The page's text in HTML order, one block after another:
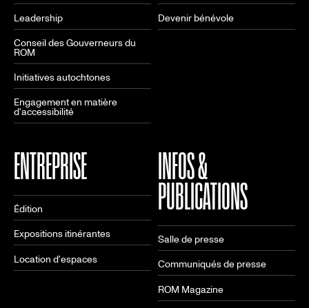
Leadership
Conseil des Gouverneurs du
ROM
Initiatives autochtones
Engagement en matière
d'accessibilité
Devenir bénévole
ENTREPRISE
Édition
Expositions itinérantes
Location d'espaces
INFOS &
PUBLICATIONS
Salle de presse
Communiqués de presse
ROM Magazine